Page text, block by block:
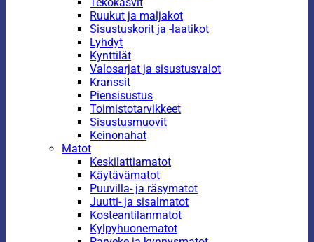
Ruukut ja maljakot
Sisustuskorit ja -laatikot
Lyhdyt
Kynttilät
Valosarjat ja sisustusvalot
Kranssit
Piensisustus
Toimistotarvikkeet
Sisustusmuovit
Keinonahat
Matot
Keskilattiamatot
Käytävämatot
Puuvilla- ja räsymatot
Juutti- ja sisalmatot
Kosteantilanmatot
Kylpyhuonematot